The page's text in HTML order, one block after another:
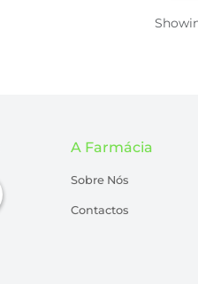
A Farmácia
Sobre Nós
Contactos